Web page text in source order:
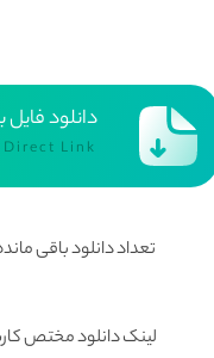
دانلود
Link
تعداد دانلود باقی
لینک دانلود مختص